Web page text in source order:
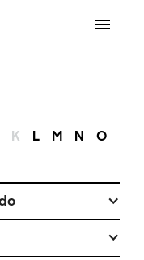
K L M N O